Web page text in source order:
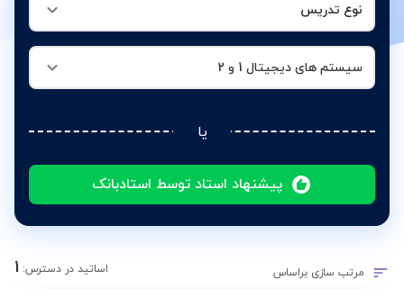
نوع تدریس
سیستم های دیجیتال 1 و 2
یا
پیشنهاد استاد توسط استادبانک
مرتب سازی براساس اساتید در دسترس: 1